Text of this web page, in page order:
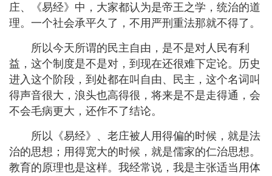
庄、《易经》中，大家都认为是帝王之学，统治的道
理。一个社会承平久了，不用严刑重法那就不得了。
所以今天所谓的民主自由，是不是对人民有利
益，这个制度是不是对，到现在还很难下定论。历史
进入这个阶段，到处都在叫自由、民主，这个名词叫
得声音很大，浪头也高得很，将来是不是走得通，会
不会毛病更大，还作不了结论。
所以《易经》、老庄被人用得偏的时候，就是法
治的思想；用得宽大的时候，就是儒家的仁治思想。
教育的原理也是这样。我经常说，我是主张适当用体